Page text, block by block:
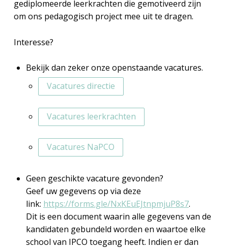
gediplomeerde leerkrachten die gemotiveerd zijn
om ons pedagogisch project mee uit te dragen.
Interesse?
Bekijk dan zeker onze openstaande vacatures.
Vacatures directie
Vacatures leerkrachten
Vacatures NaPCO
Geen geschikte vacature gevonden?
Geef uw gegevens op via deze
link: https://forms.gle/NxKEuEJtnpmjuP8s7.
Dit is een document waarin alle gegevens van de
kandidaten gebundeld worden en waartoe elke
school van IPCO toegang heeft. Indien er dan